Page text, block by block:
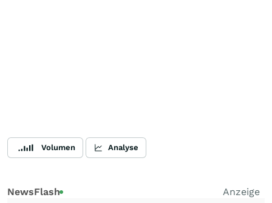
Volumen Analyse
NewsFlash
Anzeige